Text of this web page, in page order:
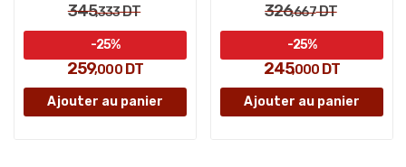
345,333DT
259,000DT
-25%
Ajouter au panier
326,667DT
245,000 DT
-25%
Ajouter au panier